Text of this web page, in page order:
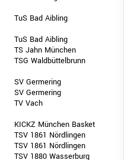
TuS Bad Aibling
TuS Bad Aibling
TS Jahn München
TSG Waldbüttelbrunn
SV Germering
SV Germering
TV Vach
KICKZ München Basket
TSV 1861 Nördlingen
TSV 1861 Nördlingen
TSV 1880 Wasserburg